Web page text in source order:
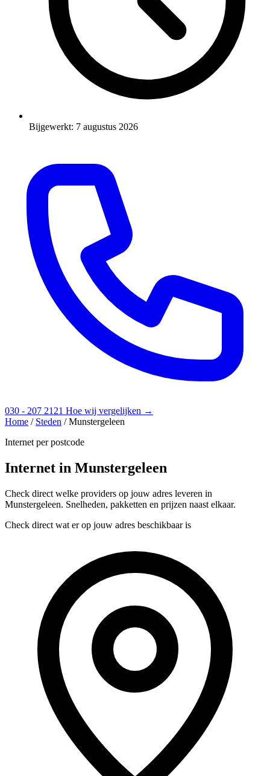
Bijgewerkt: 7 augustus 2026
030 - 207 2121 Hoe wij vergelijken →
Home / Steden / Munstergeleen
Internet per postcode
Internet in Munstergeleen
Check direct welke providers op jouw adres leveren in
Munstergeleen. Snelheden, pakketten en prijzen naast elkaar.
Check direct wat er op jouw adres beschikbaar is